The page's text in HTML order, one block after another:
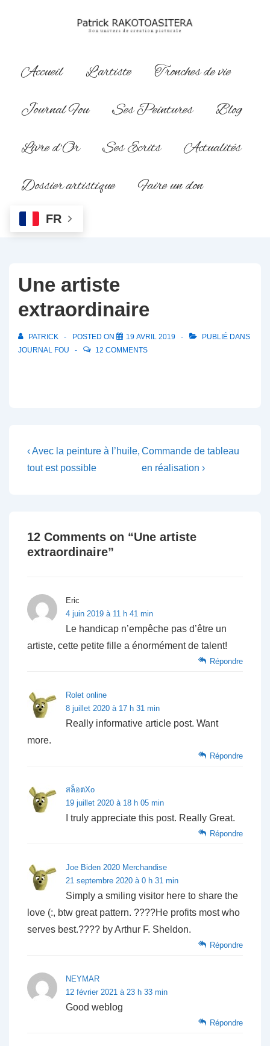
principal
Navigation
Accueil L’artiste
Tronches de vie
Journal Fou
Ses Peintures
Blog
Livre d’Or
Ses Ecrits
Actualités
Dossier artistique
Faire un don
FR
Une artiste
extraordinaire
PATRICK POSTED ON 19 AVRIL 2019
PUBLIÉ DANS
JOURNAL FOU
12 COMMENTS
Navigation
de
Previous
Post
‹ Avec la peinture à l’huile,
tout est possible
Next
Post
Commande de tableau
en réalisation ›
12 Comments on “Une artiste
extraordinaire”
Eric
4 juin 2019 à 11 h 41 min
Le handicap n’empêche pas d’être un
artiste, cette petite fille a énormément de talent!
Répondre
Rolet online
8 juillet 2020 à 17 h 31 min
Really informative article post. Want
more.
Répondre
สล็อตXo
19 juillet 2020 à 18 h 05 min
I truly appreciate this post. Really Great.
Répondre
Joe Biden 2020 Merchandise
21 septembre 2020 à 0 h 31 min
Simply a smiling visitor here to share the
love (:, btw great pattern. ????He profits most who
serves best.???? by Arthur F. Sheldon.
Répondre
NEYMAR
12 février 2021 à 23 h 33 min
Good weblog
Répondre